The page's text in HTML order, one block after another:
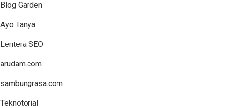
Blog Garden
Ayo Tanya
Lentera SEO
arudam.com
sambungrasa.com
Teknotorial